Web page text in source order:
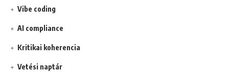
Vibe coding
AI compliance
Kritikai koherencia
Vetési naptár